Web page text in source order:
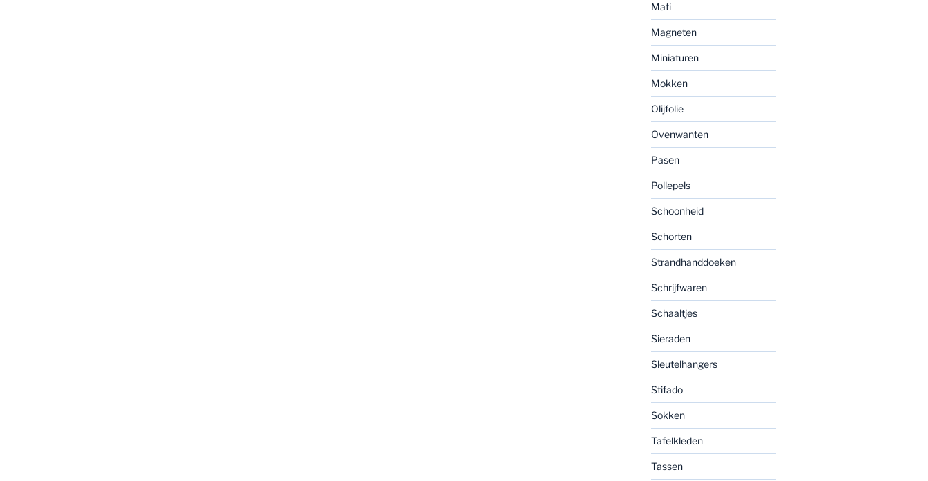
Mati
Magneten
Miniaturen
Mokken
Olijfolie
Ovenwanten
Pasen
Pollepels
Schoonheid
Schorten
Strandhanddoeken
Schrijfwaren
Schaaltjes
Sieraden
Sleutelhangers
Stifado
Sokken
Tafelkleden
Tassen